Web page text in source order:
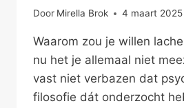
Door Mirella Brok 4 maart 2025
Waarom zou je willen
nu het je allemaal niet
vast niet verbazen dat
filosofie dát onderzocht